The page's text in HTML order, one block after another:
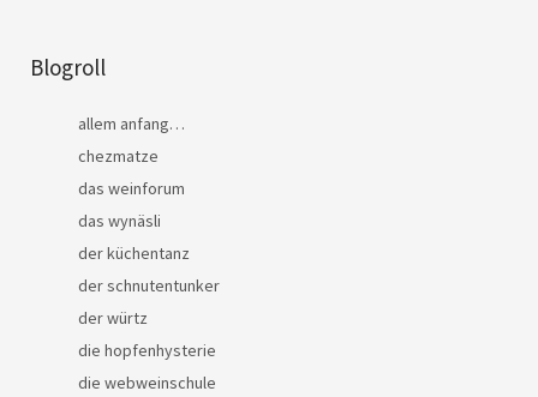
Blogroll
allem anfang…
chezmatze
das weinforum
das wynäsli
der küchentanz
der schnutentunker
der würtz
die hopfenhysterie
die webweinschule